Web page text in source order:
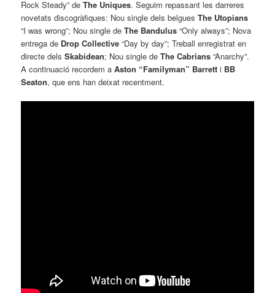
Rock Steady” de The Uniques. Seguim repassant les darreres
novetats discogràfiques: Nou single dels belguesThe Utopians
“I was wrong”; Nou single deThe Bandulus “Only always”; Nova
entrega de Drop Collective “Day by day”; Treball enregistrat en
directe delsSkabidean; Nou single deThe Cabrians “Anarchy”.
A continuació recordem aAston “Familyman” Barrett i BB
Seaton, que ens han deixat recentment.